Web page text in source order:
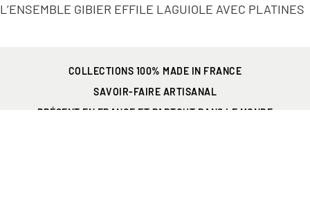
L’ENSEMBLE GIBIER EFFILE LAGUIOLE AVEC PLATINES
COLLECTIONS 100% MADE IN FRANCE
SAVOIR-FAIRE ARTISANAL
PRÉSENT EN FRANCE ET PARTOUT DANS LE MONDE